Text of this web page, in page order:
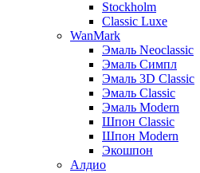
Stockholm
Classic Luxe
WanMark
Эмаль Neoclassic
Эмаль Симпл
Эмаль 3D Classic
Эмаль Classic
Эмаль Modern
Шпон Classic
Шпон Modern
Экошпон
Алдио